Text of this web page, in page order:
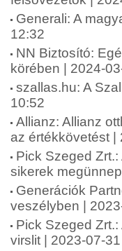
Generali: A
12:32
NN Biztosító:
körében | 2024-
szallas.hu: A
10:52
Allianz: Allianz
az értékkövetést |
Pick Szeged
sikerek
Generációk
veszélyben |
Pick Szeged
virslit | 2023-07-